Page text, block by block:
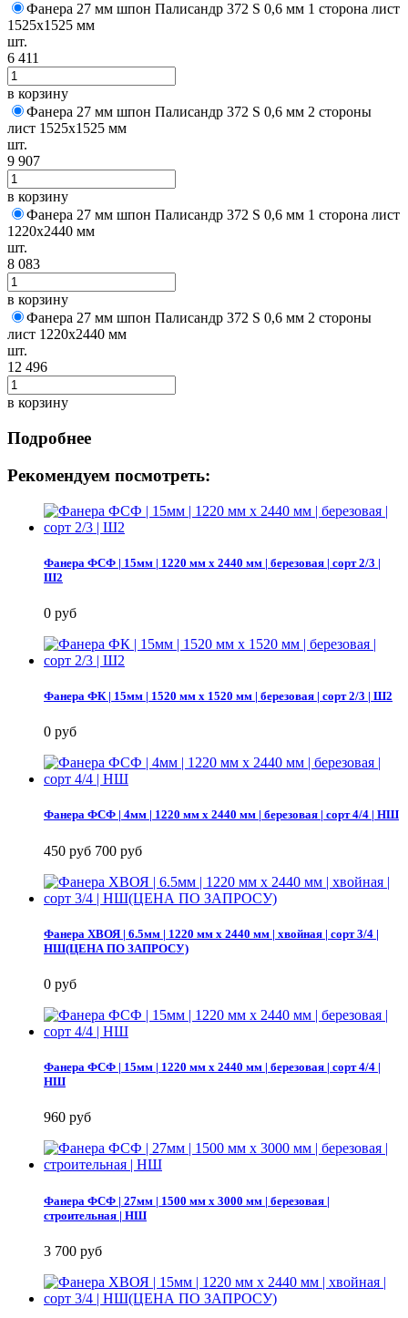
Фанера 27 мм шпон Палисандр 372 S 0,6 мм 1 сторона лист
1525х1525 мм
шт.
6 411
в корзину
Фанера 27 мм шпон Палисандр 372 S 0,6 мм 2 стороны
лист 1525х1525 мм
шт.
9 907
в корзину
Фанера 27 мм шпон Палисандр 372 S 0,6 мм 1 сторона лист
1220х2440 мм
шт.
8 083
в корзину
Фанера 27 мм шпон Палисандр 372 S 0,6 мм 2 стороны
лист 1220х2440 мм
шт.
12 496
в корзину
Подробнее
Рекомендуем посмотреть:
Фанера ФСФ | 15мм | 1220 мм х 2440 мм | березовая | сорт 2/3 |
Ш2
0 руб
Фанера ФК | 15мм | 1520 мм х 1520 мм | березовая | сорт 2/3 | Ш2
0 руб
Фанера ФСФ | 4мм | 1220 мм х 2440 мм | березовая | сорт 4/4 | НШ
450 руб 700 руб
Фанера ХВОЯ | 6.5мм | 1220 мм х 2440 мм | хвойная | сорт 3/4 |
НШ(ЦЕНА ПО ЗАПРОСУ)
0 руб
Фанера ФСФ | 15мм | 1220 мм х 2440 мм | березовая | сорт 4/4 |
НШ
960 руб
Фанера ФСФ | 27мм | 1500 мм х 3000 мм | березовая |
строительная | НШ
3 700 руб